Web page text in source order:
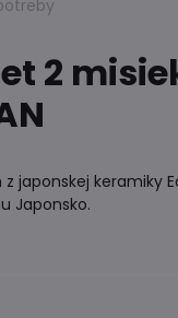
2
japonskej keramiky
Japonsko.